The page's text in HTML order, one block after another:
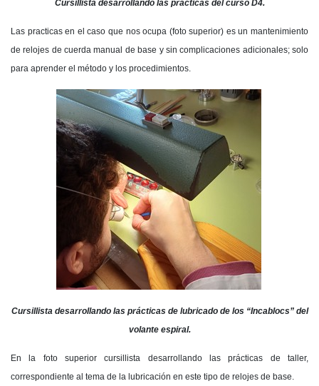
Cursillista desarrollando las practicas del curso D4.
Las practicas en el caso que nos ocupa (foto superior) es un mantenimiento
de relojes de cuerda manual de base y sin complicaciones adicionales; solo
para aprender el método y los procedimientos.
Cursillista desarrollando las prácticas de lubricado de los “Incablocs” del
volante espiral.
En la foto superior cursillista desarrollando las prácticas de taller,
correspondiente al tema de la lubricación en este tipo de relojes de base.